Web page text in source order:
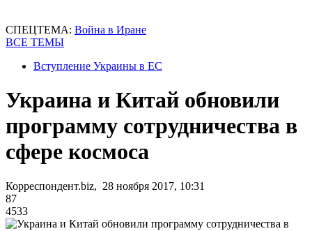
СПЕЦТЕМА: Война в Иране
ВСЕ ТЕМЫ
Вступление Украины в ЕС
Украина и Китай обновили
программу сотрудничества в
сфере космоса
Корреспондент.biz, 28 ноября 2017, 10:31
87
4533